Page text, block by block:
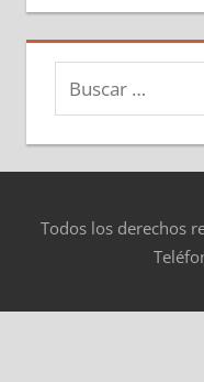
Buscar:
Todos los derechos